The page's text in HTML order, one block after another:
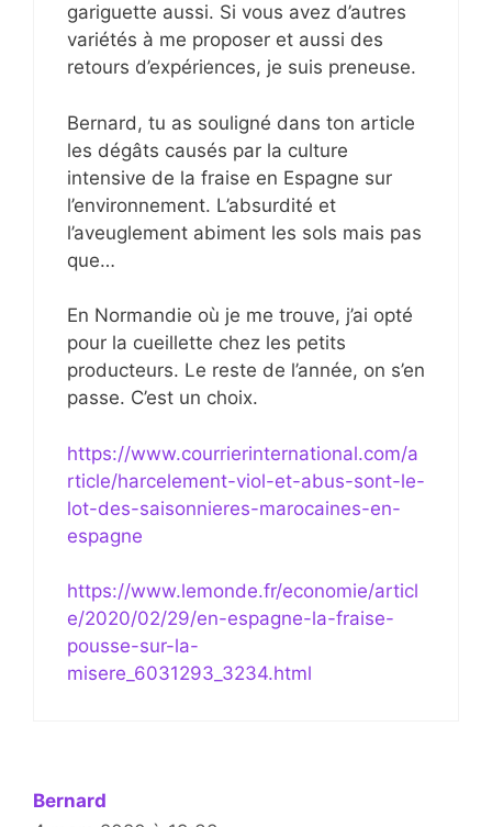
gariguette aussi. Si vous avez d’autres
variétés à me proposer et aussi des
retours d’expériences, je suis preneuse.
Bernard, tu as souligné dans ton article
les dégâts causés par la culture
intensive de la fraise en Espagne sur
l’environnement. L’absurdité et
l’aveuglement abiment les sols mais pas
que…
En Normandie où je me trouve, j’ai opté
pour la cueillette chez les petits
producteurs. Le reste de l’année, on s’en
passe. C’est un choix.
https://www.courrierinternational.com/a
rticle/harcelement-viol-et-abus-sont-le-
lot-des-saisonnieres-marocaines-en-
espagne
https://www.lemonde.fr/economie/articl
e/2020/02/29/en-espagne-la-fraise-
pousse-sur-la-
misere_6031293_3234.html
Bernard